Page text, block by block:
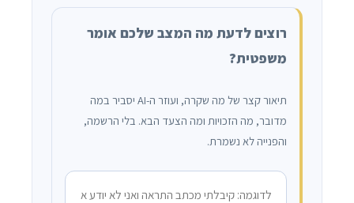
רוצים לדעת מה המצב שלכם אומר
משפטית?
תיאור קצר של מה שקרה, ועוזר ה-AI יסביר במה
מדובר, מה הזכויות ומה הצעד הבא. בלי הרשמה,
והפנייה לא נשמרת.
מה קרה?